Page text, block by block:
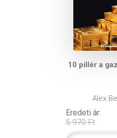
10 pillér a
Alex
Eredeti ár:
5 970 Ft